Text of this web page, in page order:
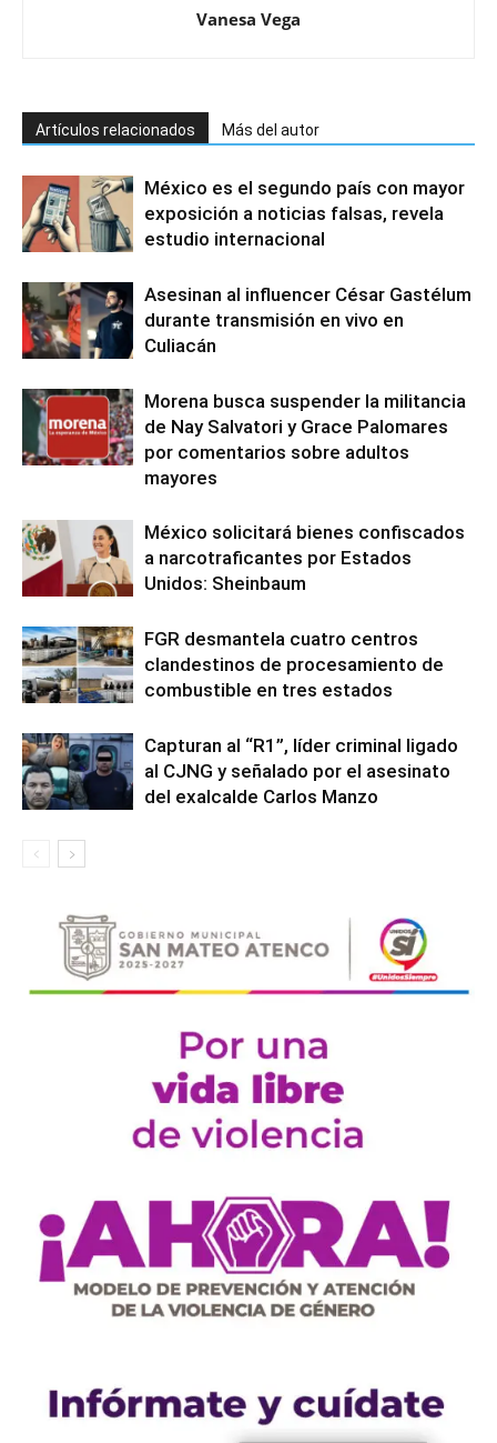
Vanesa Vega
Artículos relacionados Más del autor
México es el segundo país con mayor
exposición a noticias falsas, revela
estudio internacional
Asesinan al influencer César Gastélum
durante transmisión en vivo en
Culiacán
Morena busca suspender la militancia
de Nay Salvatori y Grace Palomares
por comentarios sobre adultos
mayores
México solicitará bienes confiscados
a narcotraficantes por Estados
Unidos: Sheinbaum
FGR desmantela cuatro centros
clandestinos de procesamiento de
combustible en tres estados
Capturan al “R1”, líder criminal ligado
al CJNG y señalado por el asesinato
del exalcalde Carlos Manzo